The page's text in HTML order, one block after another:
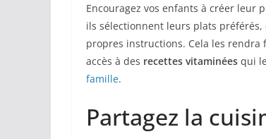
Encouragez vos enfants à créer leur
ils sélectionnent leurs plats
propres instructions. Cela les rendra
accès à des recettes vitaminées qui
famille.
Partagez la